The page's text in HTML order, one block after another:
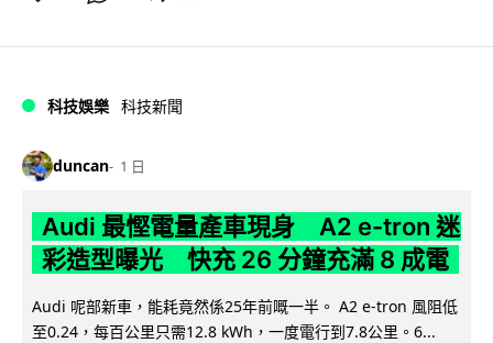
科技娛樂 科技新聞
duncan 1 日
Audi 最慳電量產車現身 A2 e-tron 迷
彩造型曝光 快充 26 分鐘充滿 8 成電
Audi 呢部新車，能耗竟然係25年前嘅一半。 A2 e-tron 風阻低
至0.24，每百公里只需12.8 kWh，一度電行到7.8公里。6...